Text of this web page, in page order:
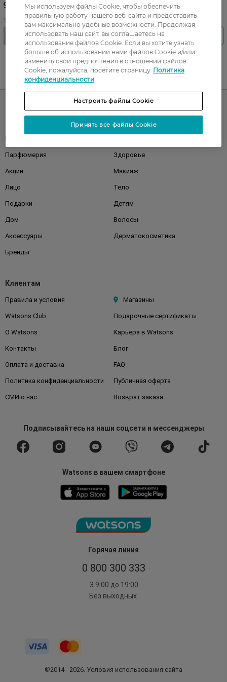
98,99 ГРН
UA
Горячая линия
0 800 300 333
З 9:00 до 19:00
Без выходных
Парфюмерия Здоровье
Акции Макияж
Лицо Тело
Подарки Детям
Дом Волосы
Аксессуары Дерматокосметика
Бренды
Клиентам
Правила и условия Магазины
Watsons Club Подарочные сертификаты
О Watsons Карьера в Watsons
Контакты Блог
Оплата и доставка FAQ
Политика конфиденциальности Публичная оферта
СМИ о нас Возврат заказа
Подписывайтесьна наши соцсети и мессенджеры
Watsons в вашем смартфоне
©2014 - 2026. Условия использования сайта
Мы используем файлы Cookie, чтобы обеспечить
правильную работу нашего веб-сайта и предоставить
вам максимально удобные возможности. Продолжая
использовать наш сайт, вы соглашаетесь на
использование файлов Cookie. Если вы хотите узнать
больше об использовании нами файлов Cookie и/или
изменить свои предпочтения в отношении файлов
Cookie, пожалуйста, посетите страницу Политика
конфиденциальности
Настроить файлы Cookie
Принять все файлы Cookie